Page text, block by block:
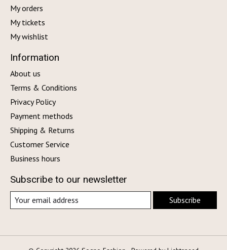
My orders
My tickets
My wishlist
Information
About us
Terms & Conditions
Privacy Policy
Payment methods
Shipping & Returns
Customer Service
Business hours
Subscribe to our newsletter
Subscribe